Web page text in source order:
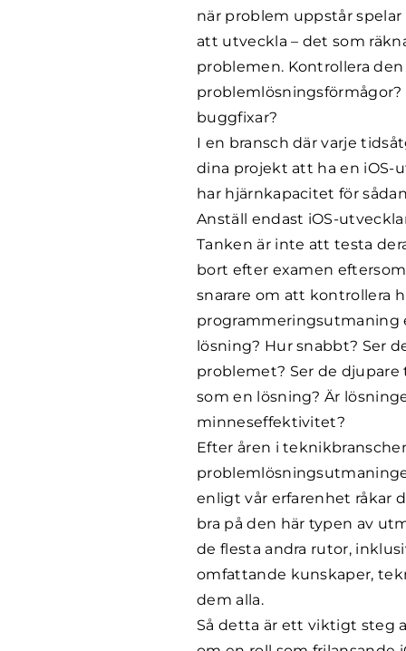
när problem uppstår
att utveckla – det som
problemen. Kontrollera
buggfixar?
I en bransch där varje
dina projekt att ha en iOS-
har hjärnkapacitet för
Anställ endast iOS-
Tanken är inte att testa
bort efter examen
snarare om att kontrollera
programmeringsutmaning
lösning? Hur snabbt? Ser
problemet? Ser de
som en lösning? Är
minneseffektivitet?
Efter åren i
enligt vår erfarenhet råkar
bra på den här typen av
de flesta andra rutor,
omfattande kunskaper,
dem alla.
Så detta är ett viktigt steg